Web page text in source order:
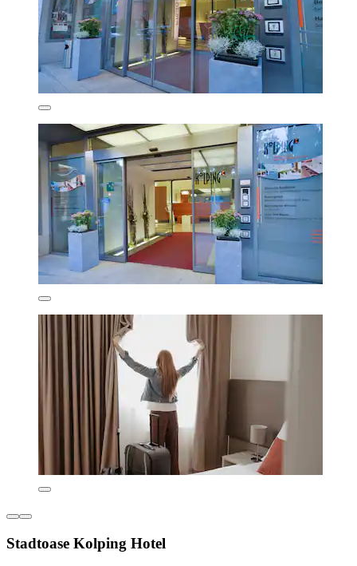
Stadtoase Kolping Hotel